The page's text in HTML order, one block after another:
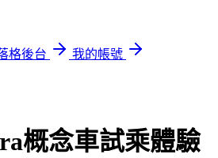
格後台
我的帳號
概念車試乘體驗